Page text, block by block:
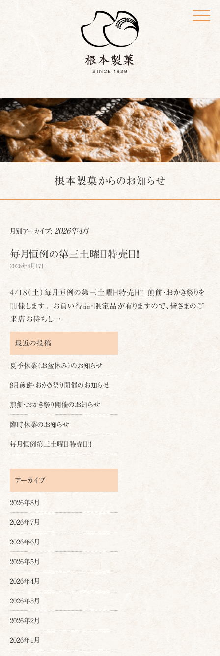
Click
根本製菓からのお知らせ
月別アーカイブ: 2026年4月
毎月恒例の第三土曜日特売日!!
2026年4月17日
4/18（土）毎月恒例の第三土曜日特売日!! 煎餅・おかき祭りを
開催します。 お買い得品・限定品が有りますので、皆さまのご
来店お待ちし…
最近の投稿
夏季休業（お盆休み）のお知らせ
8月煎餅・おかき祭り開催のお知らせ
煎餅・おかき祭り開催のお知らせ
臨時休業のお知らせ
毎月恒例第三土曜日特売日!!
アーカイブ
2026年8月
2026年7月
2026年6月
2026年5月
2026年4月
2026年3月
2026年2月
2026年1月